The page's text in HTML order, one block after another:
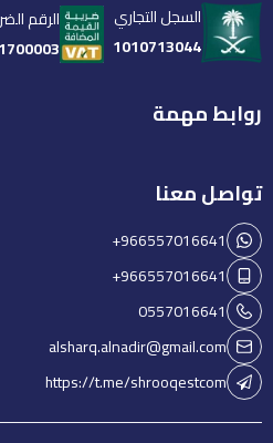
السجل التجاري
1010713044
الرقم
روابط مهمة
تواصل معنا
+966557016641
+966557016641
0557016641
alsharq.alnadir@gmail.com
https://t.me/shrooqestcom